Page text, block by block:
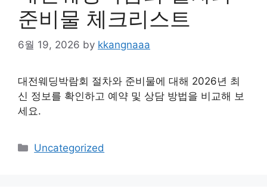
준비물 체크리스트
6월 19, 2026 by kkangnaaa
대전웨딩박람회 절차와 준비물에 대해 2026년 최
신 정보를 확인하고 예약 및 상담 방법을 비교해 보
세요.
Categories
Uncategorized